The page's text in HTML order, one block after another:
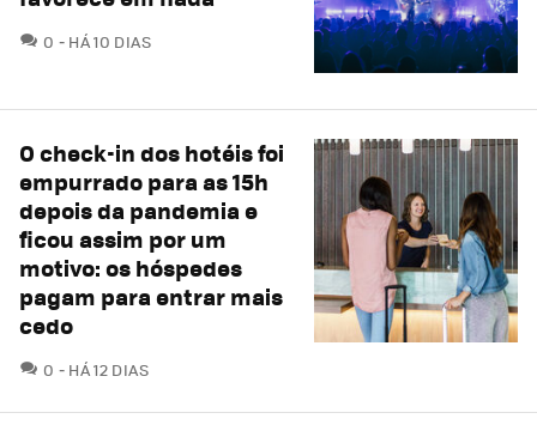
0 COMENTÁRIOS
HÁ 10 DIAS
O check-in dos hotéis foi
empurrado para as 15h
depois da pandemia e
ficou assim por um
motivo: os hóspedes
pagam para entrar mais
cedo
0 COMENTÁRIOS
HÁ 12 DIAS